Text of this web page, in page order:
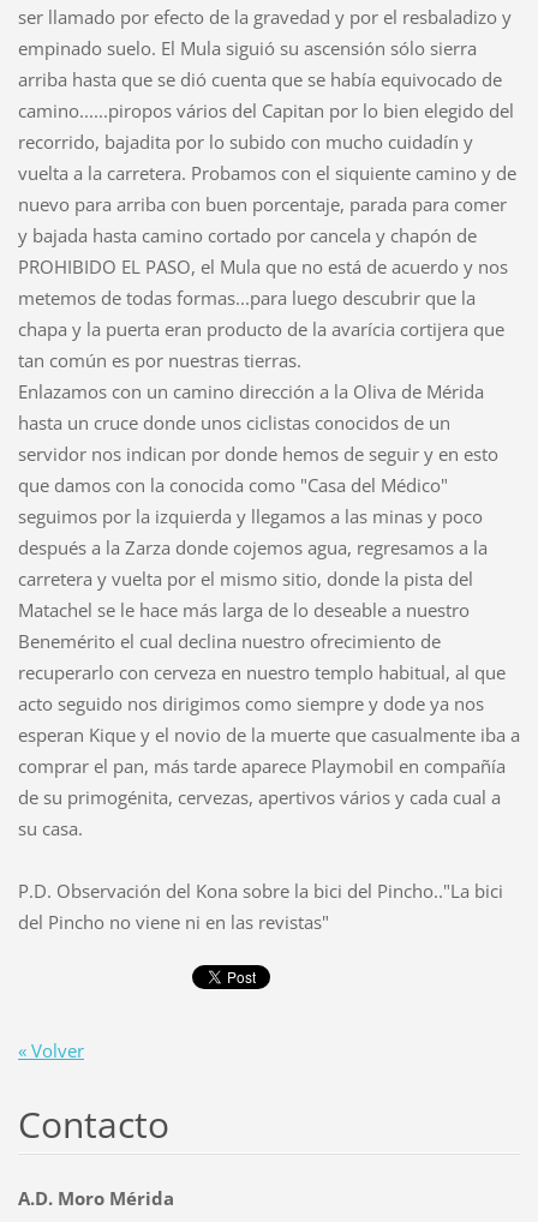
ser llamado por efecto de la gravedad y por el resbaladizo y
empinado suelo. El Mula siguió su ascensión sólo sierra
arriba hasta que se dió cuenta que se había equivocado de
camino......piropos vários del Capitan por lo bien elegido del
recorrido, bajadita por lo subido con mucho cuidadín y
vuelta a la carretera. Probamos con el siquiente camino y de
nuevo para arriba con buen porcentaje, parada para comer
y bajada hasta camino cortado por cancela y chapón de
PROHIBIDO EL PASO, el Mula que no está de acuerdo y nos
metemos de todas formas...para luego descubrir que la
chapa y la puerta eran producto de la avarícia cortijera que
tan común es por nuestras tierras.
Enlazamos con un camino dirección a la Oliva de Mérida
hasta un cruce donde unos ciclistas conocidos de un
servidor nos indican por donde hemos de seguir y en esto
que damos con la conocida como "Casa del Médico"
seguimos por la izquierda y llegamos a las minas y poco
después a la Zarza donde cojemos agua, regresamos a la
carretera y vuelta por el mismo sitio, donde la pista del
Matachel se le hace más larga de lo deseable a nuestro
Benemérito el cual declina nuestro ofrecimiento de
recuperarlo con cerveza en nuestro templo habitual, al que
acto seguido nos dirigimos como siempre y dode ya nos
esperan Kique y el novio de la muerte que casualmente iba a
comprar el pan, más tarde aparece Playmobil en compañía
de su primogénita, cervezas, apertivos vários y cada cual a
su casa.
P.D. Observación del Kona sobre la bici del Pincho.."La bici
del Pincho no viene ni en las revistas"
« Volver
Contacto
A.D. Moro Mérida